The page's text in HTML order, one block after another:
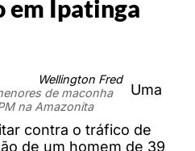
em Ipatinga
Wellington Fred
de maconha
na Amazonita
Uma
contra o tráfico de
de um homem de 39